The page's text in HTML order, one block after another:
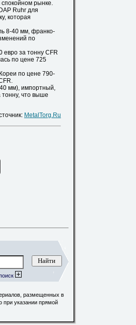
рынке.
Ruhr для
которая
8-40 мм, франко-
по
за тонну CFR
по цене 725
по цене 790-
мм), импортный,
тонну, что выше
MetalTorg.Ru
размещенных в
при указании прямой